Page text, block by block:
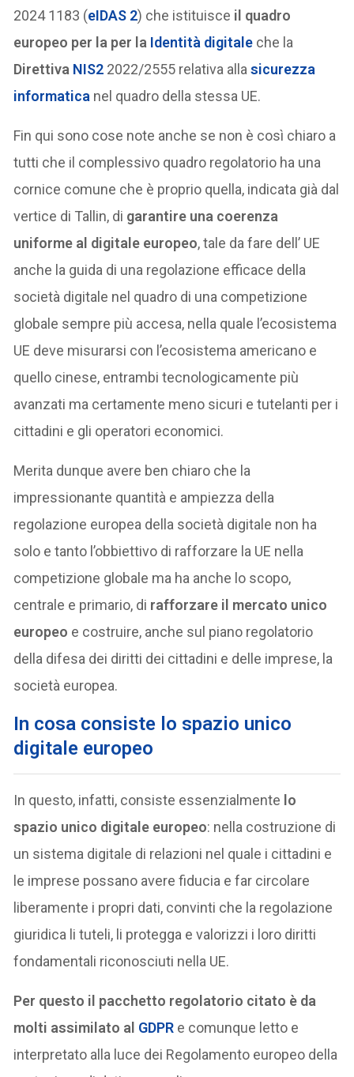
2024 1183 (eIDAS 2) che istituisce il quadro
europeo per la per la Identità digitale che la
Direttiva NIS2 2022/2555 relativa allasicurezza
informatica nel quadro della stessa UE.
Fin qui sono cose note anche se non è così chiaro a
tutti che il complessivo quadro regolatorio ha una
cornice comune che è proprio quella, indicata già dal
vertice di Tallin, di garantire una coerenza
uniforme al digitale europeo, tale da fare dell’ UE
anche la guida di una regolazione efficace della
società digitale nel quadro di una competizione
globale sempre più accesa, nella quale l’ecosistema
UE deve misurarsi con l’ecosistema americano e
quello cinese, entrambi tecnologicamente più
avanzati ma certamente meno sicuri e tutelanti per i
cittadini e gli operatori economici.
Merita dunque avere ben chiaro che la
impressionante quantità e ampiezza della
regolazione europea della società digitale non ha
solo e tanto l’obbiettivo di rafforzare la UE nella
competizione globale ma ha anche lo scopo,
centrale e primario, di rafforzare il mercato unico
europeo e costruire, anche sul piano regolatorio
della difesa dei diritti dei cittadini e delle imprese, la
società europea.
In cosa consiste lo spazio unico
digitale europeo
In questo, infatti, consiste essenzialmente lo
spazio unico digitale europeo: nella costruzione di
un sistema digitale di relazioni nel quale i cittadini e
le imprese possano avere fiducia e far circolare
liberamente i propri dati, convinti che la regolazione
giuridica li tuteli, li protegga e valorizzi i loro diritti
fondamentali riconosciuti nella UE.
Per questo il pacchetto regolatorio citato è da
molti assimilato al GDPR e comunque letto e
interpretato alla luce dei Regolamento europeo della